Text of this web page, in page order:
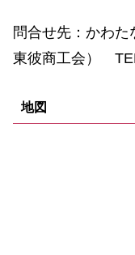
問合せ先：かわた
東彼商工会）
地図